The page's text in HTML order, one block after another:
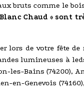
bruts comme le
Chaud » sont
lors de votre fête de
lumineuses à
Bains (74200),
en-Genevois